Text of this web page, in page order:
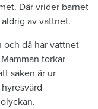
Där vrider barnet
av vattnet.
och då har vattnet
torkar
saken är ur